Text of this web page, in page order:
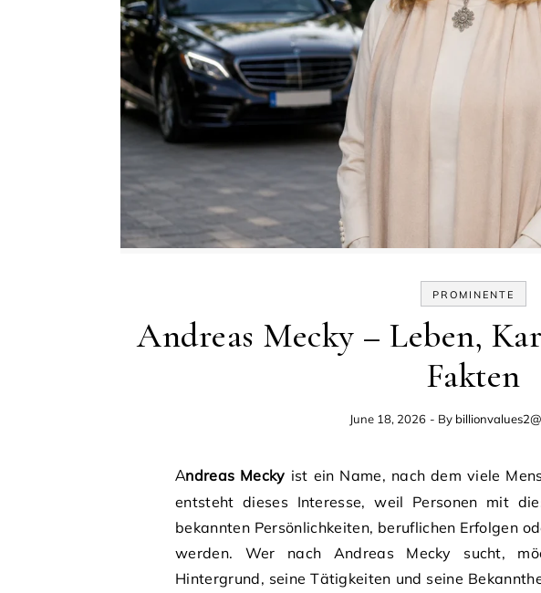
PROMINENTE
Andreas Mecky – Leben,
Fakten
June 18, 2026 - By
Andreas Mecky ist ein Name, nach dem viele
entsteht dieses Interesse, weil Personen mit
bekannten Persönlichkeiten, beruflichen Erfolgen
werden. Wer nach Andreas Mecky sucht,
Hintergrund, seine Tätigkeiten und seine